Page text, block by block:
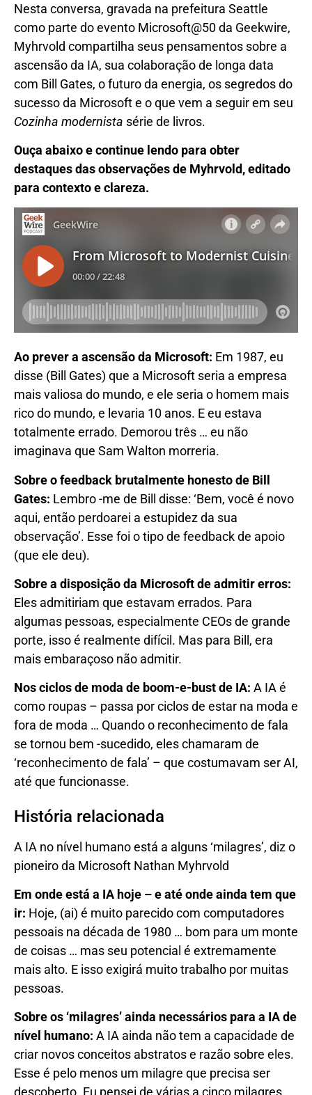
Nesta conversa, gravada na prefeitura Seattle
como parte do evento Microsoft@50 da Geekwire,
Myhrvold compartilha seus pensamentos sobre a
ascensão da IA, sua colaboração de longa data
com Bill Gates, o futuro da energia, os segredos do
sucesso da Microsoft e o que vem a seguir em seu
Cozinha modernista série de livros.
Ouça abaixo e continue lendo para obter
destaques das observações de Myhrvold, editado
para contexto e clareza.
Ao prever a ascensão da Microsoft: Em 1987, eu
disse (Bill Gates) que a Microsoft seria a empresa
mais valiosa do mundo, e ele seria o homem mais
rico do mundo, e levaria 10 anos. E eu estava
totalmente errado. Demorou três … eu não
imaginava que Sam Walton morreria.
Sobre o feedback brutalmente honesto de Bill
Gates: Lembro -me de Bill disse: ‘Bem, você é novo
aqui, então perdoarei a estupidez da sua
observação’. Esse foi o tipo de feedback de apoio
(que ele deu).
Sobre a disposição da Microsoft de admitir erros:
Eles admitiriam que estavam errados. Para
algumas pessoas, especialmente CEOs de grande
porte, isso é realmente difícil. Mas para Bill, era
mais embaraçoso não admitir.
Nos ciclos de moda de boom-e-bust de IA: A IA é
como roupas – passa por ciclos de estar na moda e
fora de moda … Quando o reconhecimento de fala
se tornou bem -sucedido, eles chamaram de
‘reconhecimento de fala’ – que costumavam ser AI,
até que funcionasse.
História relacionada
A IA no nível humano está a alguns ‘milagres’, diz o
pioneiro da Microsoft Nathan Myhrvold
Em onde está a IA hoje – e até onde ainda tem que
ir: Hoje, (ai) é muito parecido com computadores
pessoais na década de 1980 … bom para um monte
de coisas … mas seu potencial é extremamente
mais alto. E isso exigirá muito trabalho por muitas
pessoas.
Sobre os ‘milagres’ ainda necessários para a IA de
nível humano: A IA ainda não tem a capacidade de
criar novos conceitos abstratos e razão sobre eles.
Esse é pelo menos um milagre que precisa ser